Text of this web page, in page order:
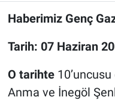
Haberimiz Genç
Tarih: 07 Haziran
O tarihte
Anma ve İnegöl